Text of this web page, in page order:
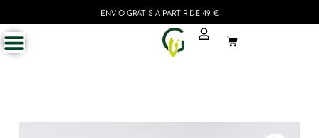
ENVÍO GRATIS A PARTIR DE 49 €